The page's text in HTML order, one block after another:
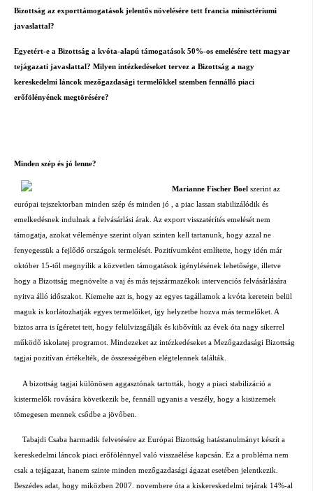
Bizottság az exporttámogatások jelentős növelésére tett francia minisztériumi
javaslattal?
Egyetért-e a Bizottság a kvóta-alapú támogatások 50%-os emelésére tett magyar
tejágazati javaslattal? Milyen intézkedéseket tervez a Bizottság a nagy
kereskedelmi láncok mezőgazdasági termelőkkel szemben fennálló piaci
erőfölényének megtörésére?
Minden szép és jó lenne?
Marianne Fischer Boel szerint az
európai tejszektorban minden szép és minden jó , a piac lassan stabilizálódik és
emelkedésnek indulnak a felvásárlási árak. Az export visszatérítés emelését nem
támogatja, azokat véleménye szerint olyan szinten kell tartanunk, hogy azzal ne
fenyegessük a fejlődő országok termelését. Pozitívumként említette, hogy idén már
október 15-től megnyílik a közvetlen támogatások igénylésének lehetősége, illetve
hogy a Bizottság megnövelte a vaj és más tejszármazékok intervenciós felvásárlására
nyitva álló időszakot. Kiemelte azt is, hogy az egyes tagállamok a kvóta keretein belül
maguk is korlátozhatják egyes termelőiket, így helyzetbe hozva más termelőket. A
biztos arra is ígéretet tett, hogy felülvizsgálják és kibővítik az évek óta nagy sikerrel
működő iskolatej programot. Mindezeket az intézkedéseket a Mezőgazdasági Bizottság
tagjai pozitívan értékelték, de összességében elégtelennek találták.
A bizottság tagjai különösen aggasztónak tartották, hogy a piaci stabilizáció a
kistermelők rovására következik be, fennáll ugyanis a veszély, hogy a kisüzemek
tömegesen mennek csődbe a jövőben.
Tabajdi Csaba harmadik felvetésére az Európai Bizottság hatástanulmányt készít a
kereskedelmi láncok piaci erőfölénnyel való visszaélése kapcsán. Ez a probléma nem
csak a tejágazat, hanem szinte minden mezőgazdasági ágazat esetében jelentkezik.
Beszédes adat, hogy miközben 2007. novembere óta a kiskereskedelmi tejárak 14%-al